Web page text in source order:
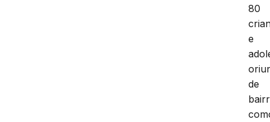
80
e
de